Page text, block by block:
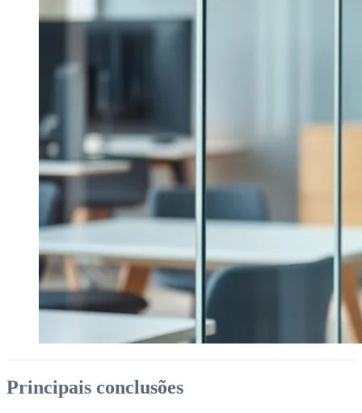
Principais conclusões